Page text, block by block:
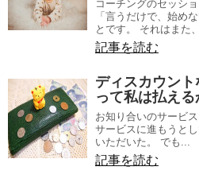
コーチングのセッシ
「言うだけで、始め
とです。 それはまた
記事を読む
ディスカウン
って私は払える
お知り合いのサービ
サービスに進もうと
いただいた。 でも...
記事を読む